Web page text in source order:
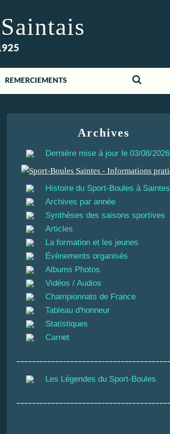
REMERCIEMENTS
Archives
Dernière mise à jour le 03/08/2026
Histoire du Sport-Boules à Saintes
Archives par année
Synthèses des saisons sportives
Articles
La formation et les jeunes
Évènements organisés
Albums Photos
Vidéos / Audios
Championnats de France
Tableau d'honneur
Statistiques
Carnet
Les Légendes du Sport-Boules